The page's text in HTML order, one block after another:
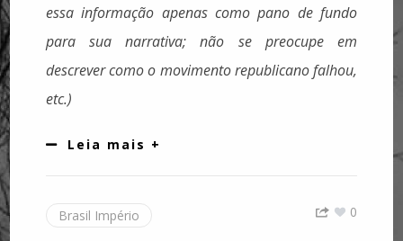
essa informação apenas como pano de fundo
para sua narrativa; não se preocupe em
descrever como o movimento republicano falhou,
etc.)
Leia mais +
Brasil Império 0